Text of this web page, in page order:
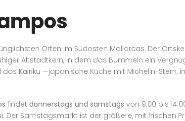
Orten im Südosten Mallorcas. Der
Altstadtkern, in dem das Bummeln ein
das Kairiku —japanische Küche mit Michelin-Stern,
findet donnerstags und samstags von 9:00 bis
. Der Samstagsmarkt ist der größere, mit frischen